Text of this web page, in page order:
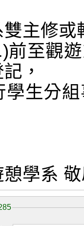
主修
前至觀
，
學生分
學系